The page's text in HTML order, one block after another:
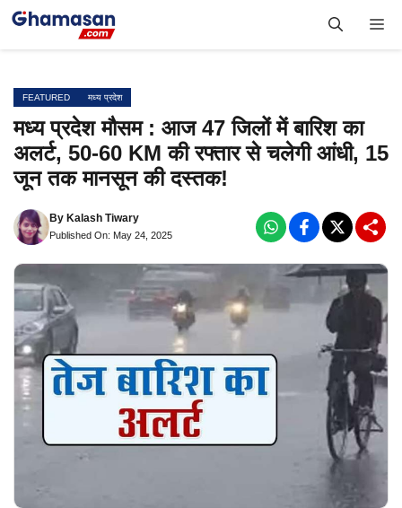
Skip
FEATURED मध्य प्रदेश
मध्य प्रदेश मौसम : आज 47 जिलों में बारिश का
अलर्ट, 50-60 KM की रफ्तार से चलेगी आंधी, 15
जून तक मानसून की दस्तक!
By Kalash Tiwary
Published On: May 24, 2025